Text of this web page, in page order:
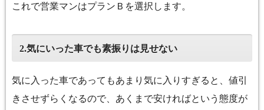
これで営業マンはプランＢを選択します。
2.気にいった車でも素振りは見せない
気に入った車であってもあまり気に入りすぎると、値引
きさせずらくなるので、あくまで安ければという態度が